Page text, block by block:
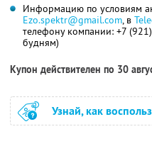
Информацию по условиям
Ezo.spektr@gmail.com, в
телефону компании: +7
будням)
Купон действителен по 30
Узнай, как